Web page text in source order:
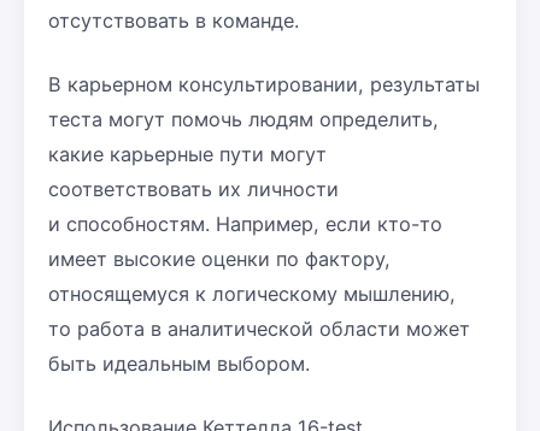
отсутствовать в команде.
В карьерном консультировании, результаты
теста могут помочь людям определить,
какие карьерные пути могут
соответствовать их личности
и способностям. Например, если кто-то
имеет высокие оценки по фактору,
относящемуся к логическому мышлению,
то работа в аналитической области может
быть идеальным выбором.